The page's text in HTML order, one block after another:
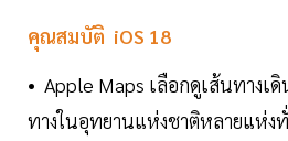
คุณสมบัติ iOS 18
• Apple Maps เลือกดูเส้นทางเ
ทางในอุทยานแห่งชาติหลายแห่ง